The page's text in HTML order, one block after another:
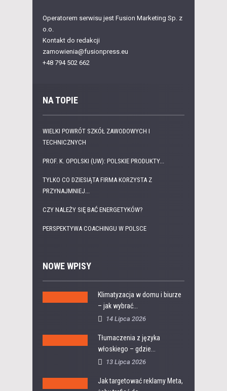
Operatorem serwisu jest Fusion Marketing Sp. z
o.o.
Kontakt do redakcji
zamowienia@fusionpress.eu
+48 794 502 662
NA TOPIE
WIELKI POWRÓT SZKÓŁ ZAWODOWYCH I
TECHNICZNYCH
PROF. K. OPOLSKI (UW): POLSKIE PRODUKTY...
TYLKO CO DZIESIĄTA FIRMA KORZYSTA Z
PRZYNAJMNIEJ...
CZY NALEŻY SIĘ BAĆ ENERGETYKÓW?
PERSPEKTYWA COACHINGU W POLSCE
NOWE WPISY
Klimatyzacja w domu i biurze
– jak wybrać...
14 Lipca 2026
Tłumaczenia z języka
włoskiego – gdzie...
13 Lipca 2026
Jak targetować reklamy Meta,